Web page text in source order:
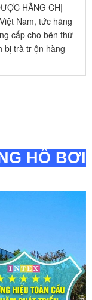
HÃNG CHỊ
Nam, tức hãng
cấp cho bên thứ
bị trà tr ộn hàng
HỒ BƠI